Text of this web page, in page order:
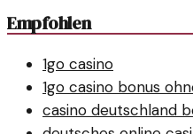
Empfohlen
1go casino
1go casino bonus
casino deutschland